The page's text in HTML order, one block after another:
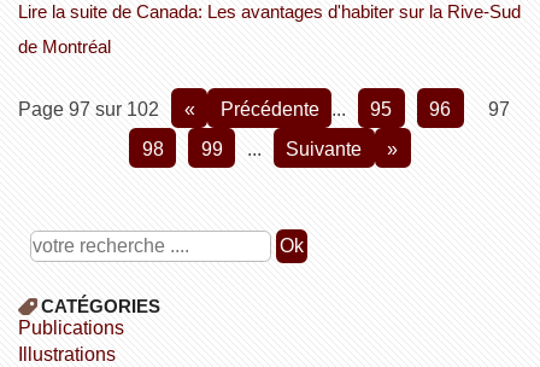
Lire la suite de Canada: Les avantages d'habiter sur la Rive-Sud
de Montréal
Page 97 sur 102 « précédente 95 96
97
98
99 suivante »
CATÉGORIES
publications
illustrations